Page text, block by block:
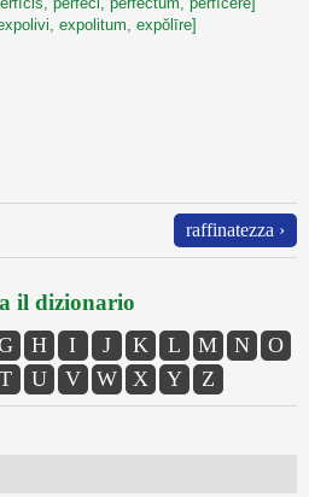
expolitum, expŏlīre]
raffinatezza ›
il dizionario
H I J K L M N
O
T U V W X Y Z